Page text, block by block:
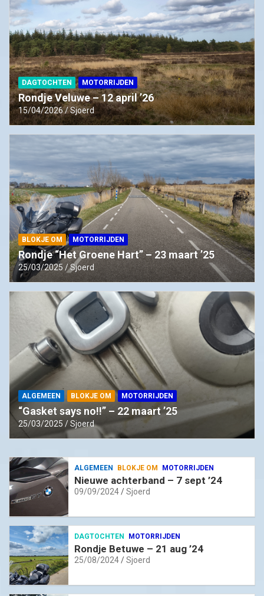
DAGTOCHTEN MOTORRIJDEN
Rondje Veluwe – 12 april ’26
15/04/2026 Sjoerd
BLOKJE OM MOTORRIJDEN
Rondje “Het Groene Hart” – 23 maart ’25
25/03/2025 Sjoerd
ALGEMEEN BLOKJE OM MOTORRIJDEN
“Gasket says no!!” – 22 maart ’25
25/03/2025 Sjoerd
ALGEMEEN BLOKJE OM MOTORRIJDEN
Nieuwe achterband – 7 sept ’24
09/09/2024 Sjoerd
DAGTOCHTEN MOTORRIJDEN
Rondje Betuwe – 21 aug ’24
25/08/2024 Sjoerd